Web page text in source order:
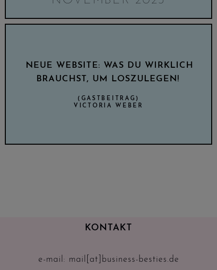
NEUE WEBSITE: WAS DU WIRKLICH
BRAUCHST, UM LOSZULEGEN!
(GASTBEITRAG)
VICTORIA WEBER
KONTAKT
e-mail: mail[at]business-besties.de